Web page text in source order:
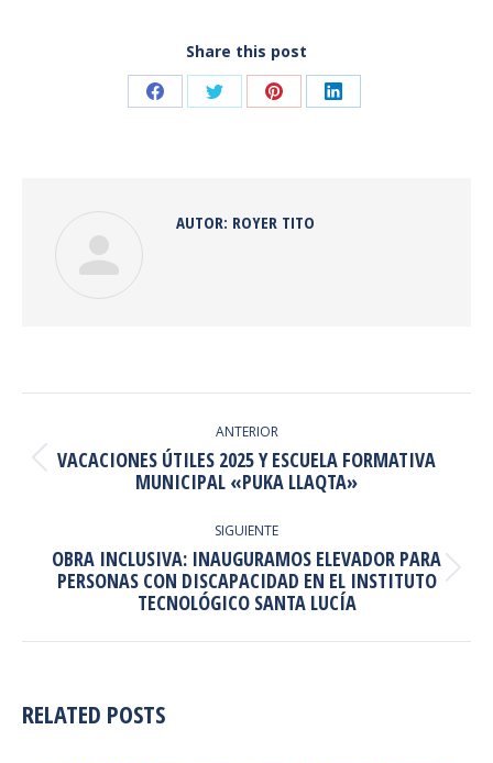
Share this post
Share Share Share Share
AUTOR: ROYER TITO
ENTRE
PUBLICACIONES
ANTERIOR
Publicación
anterior:
VACACIONES ÚTILES 2025 Y ESCUELA FORMATIVA
MUNICIPAL «PUKA LLAQTA»
SIGUIENTE
Publicación
siguiente:
OBRA INCLUSIVA: INAUGURAMOS ELEVADOR PARA
PERSONAS CON DISCAPACIDAD EN EL INSTITUTO
TECNOLÓGICO SANTA LUCÍA
RELATED POSTS